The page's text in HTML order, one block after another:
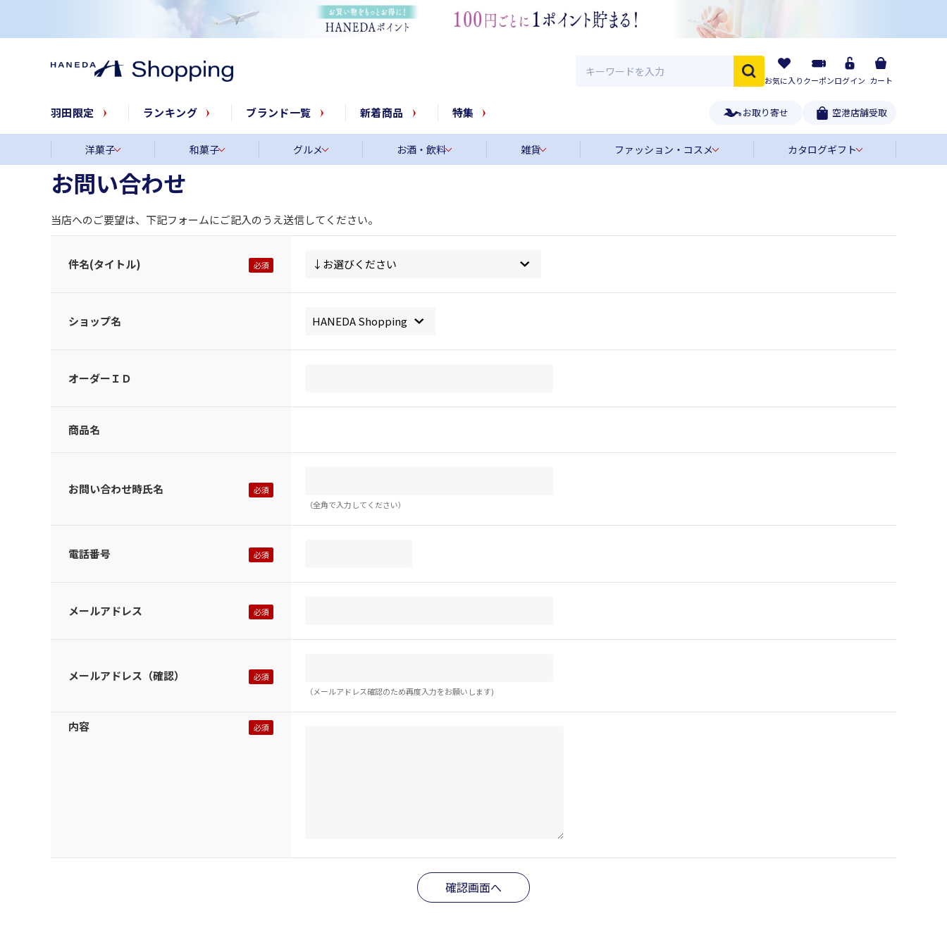
お気に入りクーポンログイン カート
羽田限定 ランキング ブランド一覧 新着商品 特集 お取り寄せ 空港店舗受取
洋菓子 和菓子 グルメ お酒・飲料 雑貨 ファッション・コスメ カタログギフト
お問い合わせ
当店へのご要望は、下記フォームにご記入のうえ送信してください。
件名(タイトル)
ショップ名
オーダーＩＤ
商品名
お問い合わせ時氏名
（全角で入力してください）
電話番号
メールアドレス
メールアドレス（確認）
（メールアドレス確認のため再度入力をお願いします)
内容